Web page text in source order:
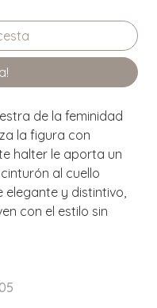
de la feminidad
la figura con
halter le aporta un
al cuello
elegante y distintivo,
con el estilo sin